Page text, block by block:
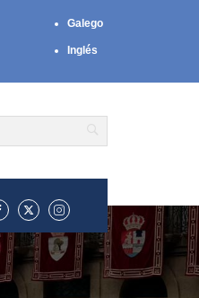
Galego
Inglés